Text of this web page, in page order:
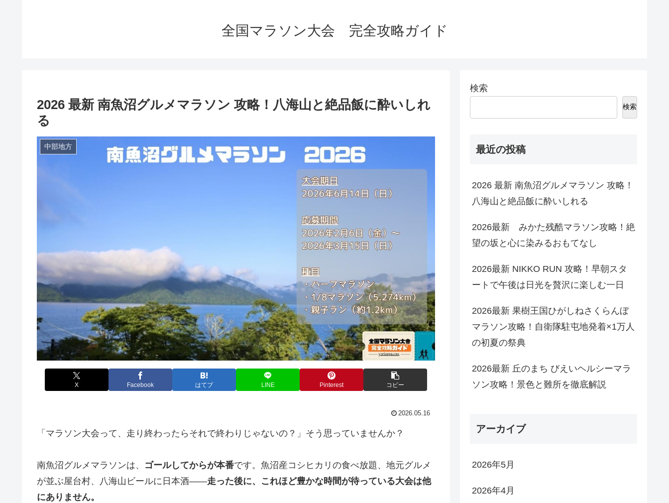
全国マラソン大会 完全攻略ガイド
2026 最新 南魚沼グルメマラソン 攻略！八海山と絶品飯に酔いしれ
る
中部地方
X Facebook はてブ LINE Pinterest コピー
2026.05.16
「マラソン大会って、走り終わったらそれで終わりじゃないの？」そう思っていませんか？
南魚沼グルメマラソンは、 ゴールしてからが本番です。魚沼産コシヒカリの食べ放題、地元グルメ
が並ぶ屋台村、八海山ビールに日本酒——走った後に、これほど豊かな時間が待っている大会は他
にありません。
検索
検索
最近の投稿
2026 最新 南魚沼グルメマラソン 攻略！
八海山と絶品飯に酔いしれる
2026最新 みかた残酷マラソン攻略！絶
望の坂と心に染みるおもてなし
2026最新 NIKKO RUN 攻略！早朝スタ
ートで午後は日光を贅沢に楽しむ一日
2026最新 果樹王国ひがしねさくらんぼ
マラソン攻略！自衛隊駐屯地発着×1万人
の初夏の祭典
2026最新 丘のまち びえいヘルシーマラ
ソン攻略！景色と難所を徹底解説
アーカイブ
2026年5月
2026年4月